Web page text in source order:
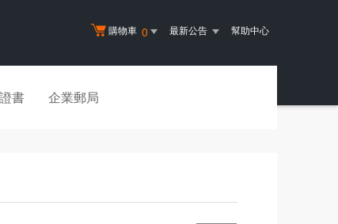
購物車 0 最新公告 幫助中心
書 企業郵局